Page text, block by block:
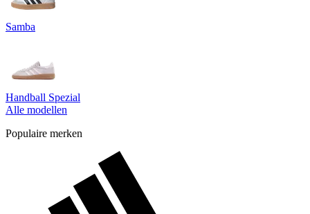
Samba
Handball Spezial
Alle modellen
Populaire merken